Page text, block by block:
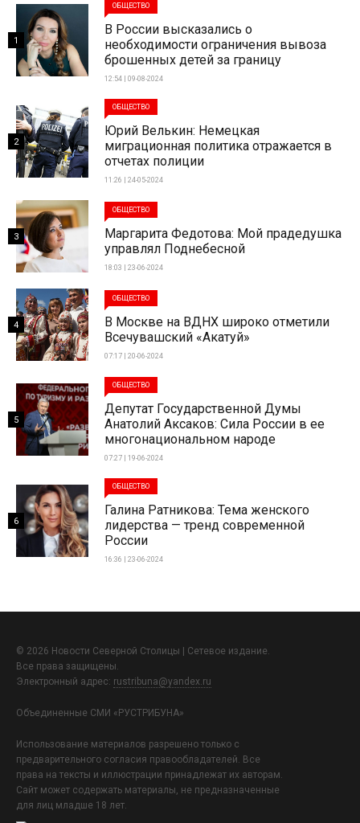
ОБЩЕСТВО
В России высказались о
необходимости ограничения вывоза
брошенных детей за границу
12:54 | 09-08-2024
1
ОБЩЕСТВО
Юрий Велькин: Немецкая
миграционная политика отражается в
отчетах полиции
11:26 | 24-05-2024
2
ОБЩЕСТВО
Маргарита Федотова: Мой прадедушка
управлял Поднебесной
18:03 | 23-06-2024
3
ОБЩЕСТВО
В Москве на ВДНХ широко отметили
Всечувашский «Акатуй»
07:17 | 20-06-2024
4
ОБЩЕСТВО
Депутат Государственной Думы
Анатолий Аксаков: Сила России в ее
многонациональном народе
07:27 | 19-06-2024
5
ОБЩЕСТВО
Галина Ратникова: Тема женского
лидерства — тренд современной
России
16:36 | 23-06-2024
6
© 2026 Новости Северной Столицы | Сетевое издание.
Все права защищены.
Электронный адрес: rustribuna@yandex.ru
Объединенные СМИ «РУСТРИБУНА»
Использование материалов разрешено только с
предварительного согласия правообладателей. Все
права на тексты и иллюстрации принадлежат их авторам.
Сайт может содержать материалы, не предназначенные
для лиц младше 18 лет.